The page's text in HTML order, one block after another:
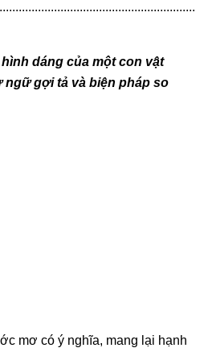
dáng của một con vật
gợi tả và biện pháp so
mơ có ý nghĩa, mang lại hạnh